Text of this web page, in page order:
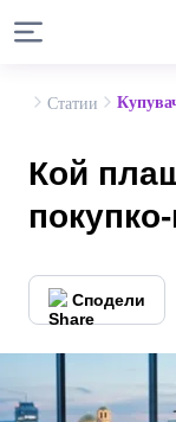
Статии
Кой
Сподели